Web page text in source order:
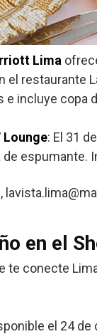
Lima
el restaurante
e incluye copa
Lounge: El 31
espumante.
en el
te conecte
el 24